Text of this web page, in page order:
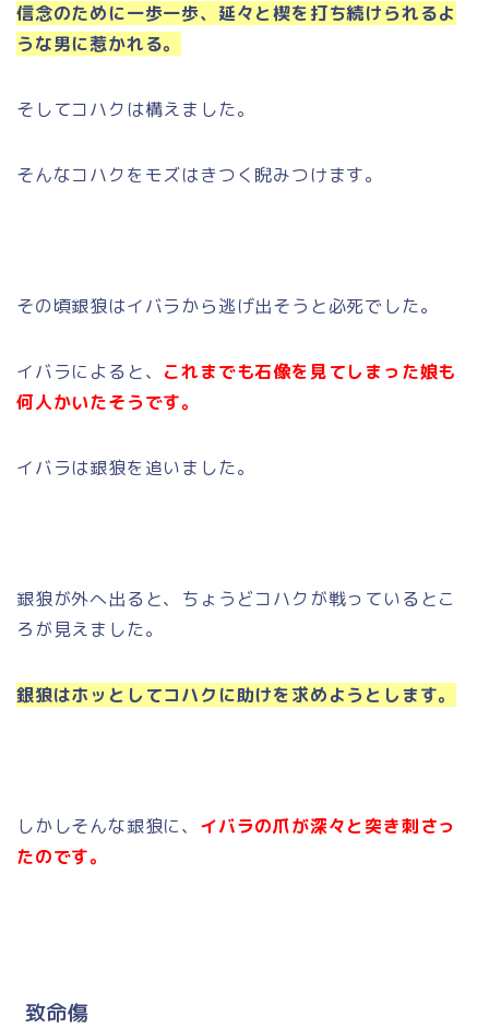
信念のために一歩一歩、延々と楔を打ち続けられるよ
うな男に惹かれる。
そしてコハクは構えました。
そんなコハクをモズはきつく睨みつけます。
その頃銀狼はイバラから逃げ出そうと必死でした。
イバラによると、 これまでも石像を見てしまった娘も
何人かいたそうです。
イバラは銀狼を追いました。
銀狼が外へ出ると、ちょうどコハクが戦っているとこ
ろが見えました。
銀狼はホッとしてコハクに助けを求めようとします。
しかしそんな銀狼に、 イバラの爪が深々と突き刺さっ
たのです。
致命傷